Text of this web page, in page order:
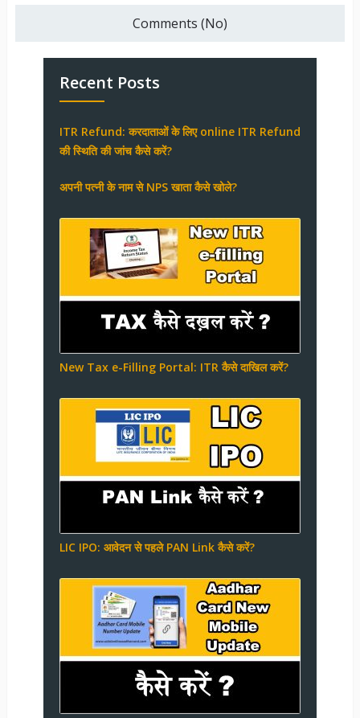
Comments (No)
Recent Posts
ITR Refund: करदाताओं के लिए online ITR Refund
की स्थिति की जांच कैसे करें?
अपनी पत्नी के नाम से NPS खाता कैसे खोले?
New Tax e-Filling Portal: ITR कैसे दाखिल करें?
LIC IPO: आवेदन से पहले PAN Link कैसे करें?